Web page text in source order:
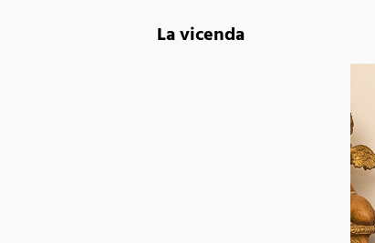
La vicenda